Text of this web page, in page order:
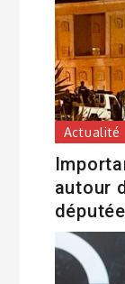
Actualité
autour